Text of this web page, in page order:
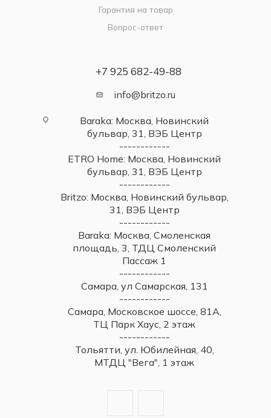
Гарантия на товар
Вопрос-ответ
+7 925 682-49-88
info@britzo.ru
Baraka: Москва, Новинский
бульвар, 31, ВЭБ Центр
------------
ETRO Home: Москва, Новинский
бульвар, 31, ВЭБ Центр
------------
Britzo: Москва, Новинский бульвар,
31, ВЭБ Центр
------------
Baraka: Москва, Смоленская
площадь, 3, ТДЦ Смоленский
Пассаж 1
------------
Самара, ул Самарская, 131
------------
Самара, Московское шоссе, 81А,
ТЦ Парк Хаус, 2 этаж
------------
Тольятти, ул. Юбилейная, 40,
МТДЦ "Вега", 1 этаж